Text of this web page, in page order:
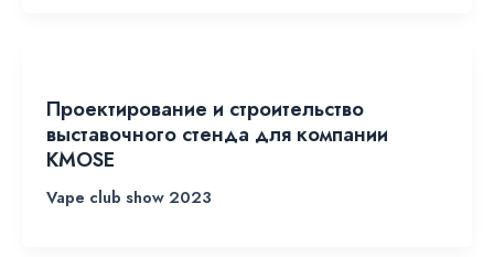
Проектирование и строительство
выставочного стенда для компании
KMOSЕ
Vape club show 2023